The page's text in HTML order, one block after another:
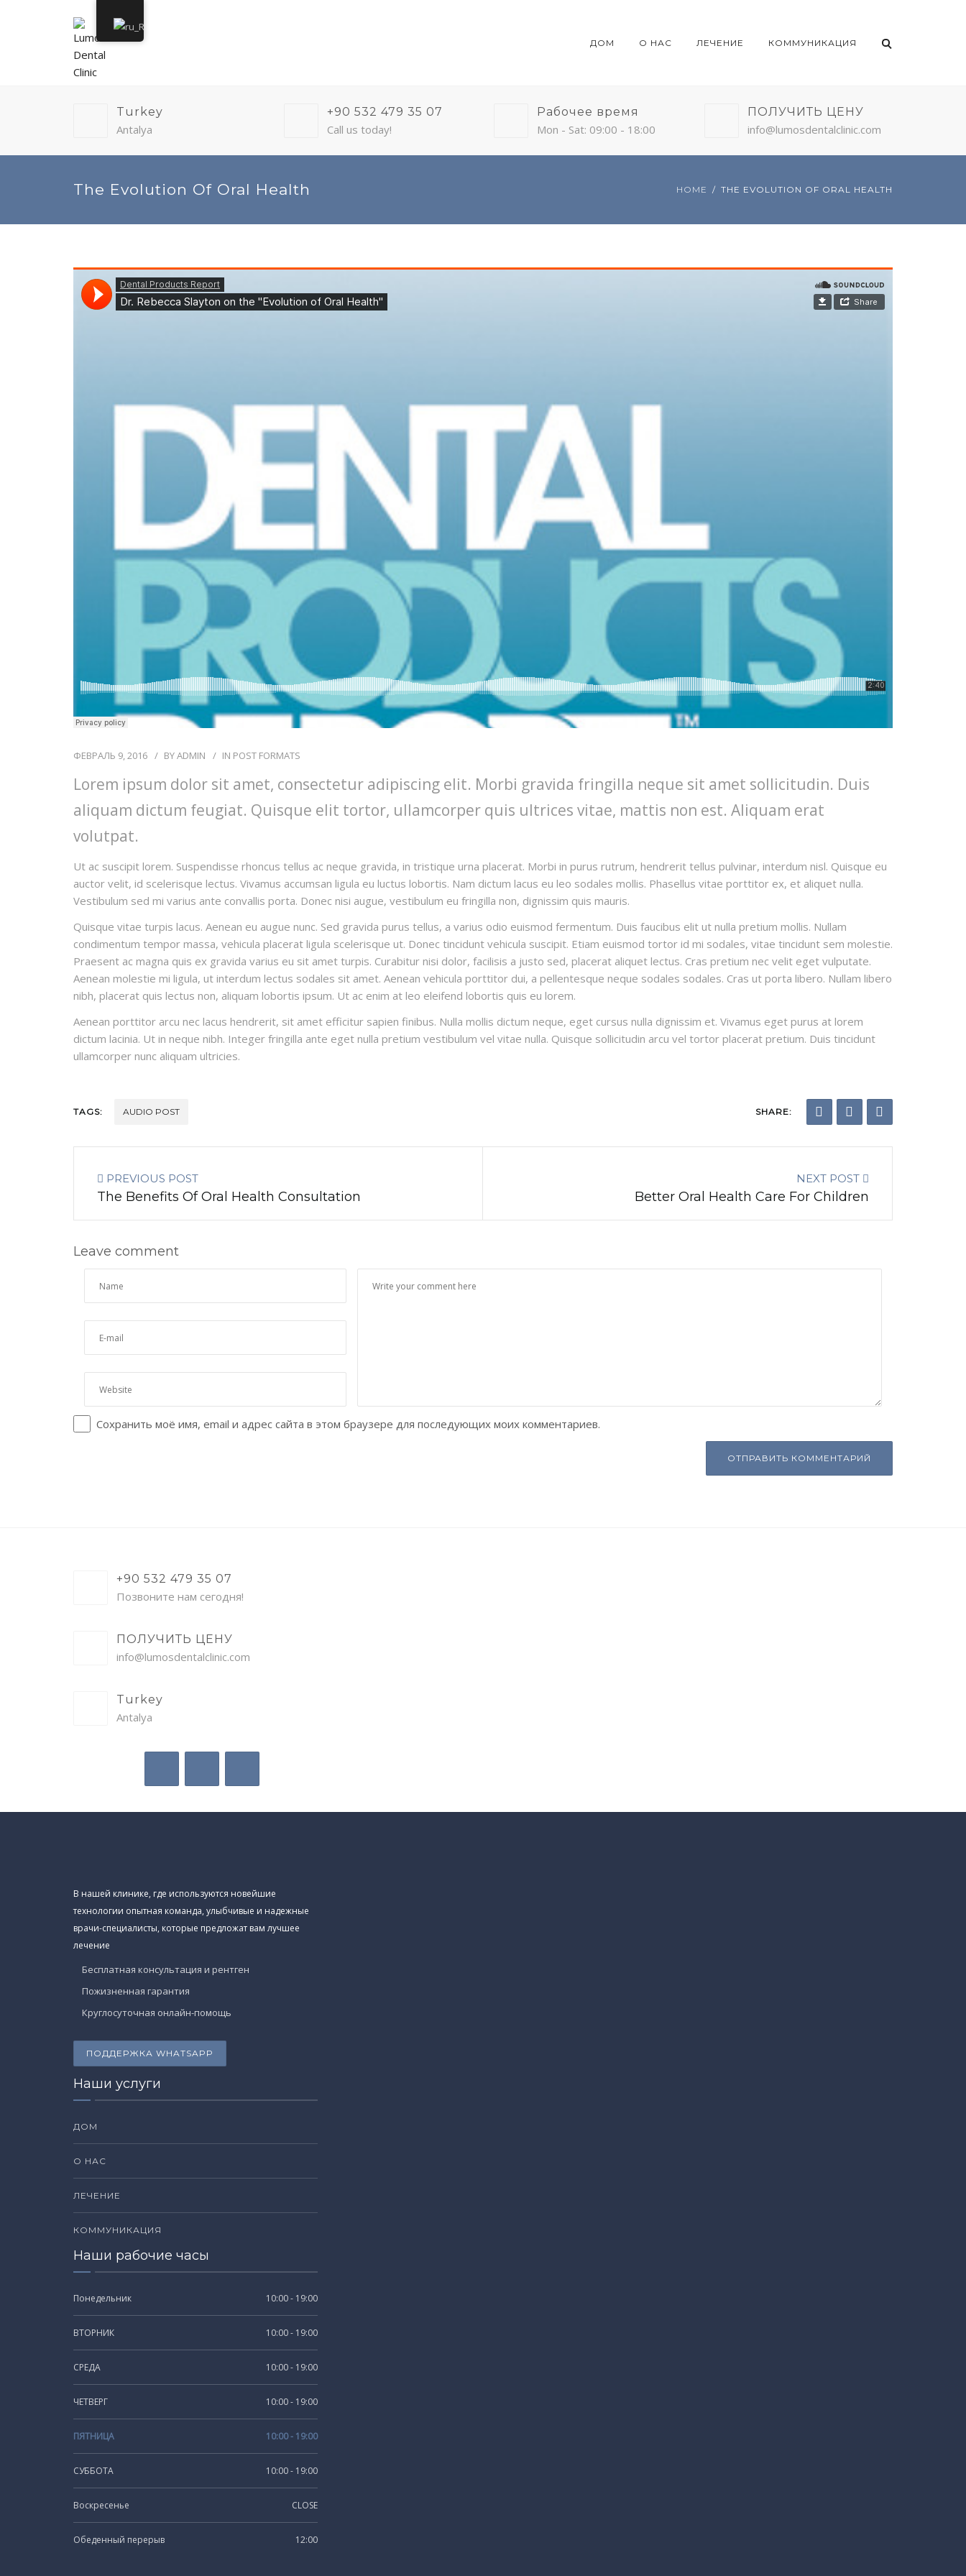
ДОМ О НАС ЛЕЧЕНИЕ КОММУНИКАЦИЯ
Turkey
Antalya
+90 532 479 35 07
Call us today!
Рабочее время
Mon - Sat: 09:00 - 18:00
ПОЛУЧИТЬ ЦЕНУ
info@lumosdentalclinic.com
The Evolution Of Oral Health HOME THE EVOLUTION OF ORAL HEALTH
ФЕВРАЛЬ 9, 2016 BYADMIN IN POST FORMATS
Lorem ipsum dolor sit amet, consectetur adipiscing elit. Morbi gravida fringilla neque sit amet sollicitudin. Duis
aliquam dictum feugiat. Quisque elit tortor, ullamcorper quis ultrices vitae, mattis non est. Aliquam erat
volutpat.
Ut ac suscipit lorem. Suspendisse rhoncus tellus ac neque gravida, in tristique urna placerat. Morbi in purus rutrum, hendrerit tellus pulvinar, interdum nisl. Quisque eu
auctor velit, id scelerisque lectus. Vivamus accumsan ligula eu luctus lobortis. Nam dictum lacus eu leo sodales mollis. Phasellus vitae porttitor ex, et aliquet nulla.
Vestibulum sed mi varius ante convallis porta. Donec nisi augue, vestibulum eu fringilla non, dignissim quis mauris.
Quisque vitae turpis lacus. Aenean eu augue nunc. Sed gravida purus tellus, a varius odio euismod fermentum. Duis faucibus elit ut nulla pretium mollis. Nullam
condimentum tempor massa, vehicula placerat ligula scelerisque ut. Donec tincidunt vehicula suscipit. Etiam euismod tortor id mi sodales, vitae tincidunt sem molestie.
Praesent ac magna quis ex gravida varius eu sit amet turpis. Curabitur nisi dolor, facilisis a justo sed, placerat aliquet lectus. Cras pretium nec velit eget vulputate.
Aenean molestie mi ligula, ut interdum lectus sodales sit amet. Aenean vehicula porttitor dui, a pellentesque neque sodales sodales. Cras ut porta libero. Nullam libero
nibh, placerat quis lectus non, aliquam lobortis ipsum. Ut ac enim at leo eleifend lobortis quis eu lorem.
Aenean porttitor arcu nec lacus hendrerit, sit amet efficitur sapien finibus. Nulla mollis dictum neque, eget cursus nulla dignissim et. Vivamus eget purus at lorem
dictum lacinia. Ut in neque nibh. Integer fringilla ante eget nulla pretium vestibulum vel vitae nulla. Quisque sollicitudin arcu vel tortor placerat pretium. Duis tincidunt
ullamcorper nunc aliquam ultricies.
TAGS: AUDIO POST SHARE:
PREVIOUS POST
The Benefits Of Oral Health Consultation
NEXT POST
Better Oral Health Care For Children
Leave comment
Сохранить моё имя, email и адрес сайта в этом браузере для последующих моих комментариев.
+90 532 479 35 07
Позвоните нам сегодня!
ПОЛУЧИТЬ ЦЕНУ
info@lumosdentalclinic.com
Turkey
Antalya
В нашей клинике, где используются новейшие
технологии опытная команда, улыбчивые и надежные
врачи-специалисты, которые предложат вам лучшее
лечение
Бесплатная консультация и рентген
Пожизненная гарантия
Круглосуточная онлайн-помощь
ПОДДЕРЖКА WHATSAPP
Наши услуги
ДОМ
О НАС
ЛЕЧЕНИЕ
КОММУНИКАЦИЯ
Наши рабочие часы
Понедельник 10:00 - 19:00
ВТОРНИК 10:00 - 19:00
СРЕДА 10:00 - 19:00
ЧЕТВЕРГ 10:00 - 19:00
ПЯТНИЦА 10:00 - 19:00
СУББОТА 10:00 - 19:00
Воскресенье CLOSE
Обеденный перерыв 12:00